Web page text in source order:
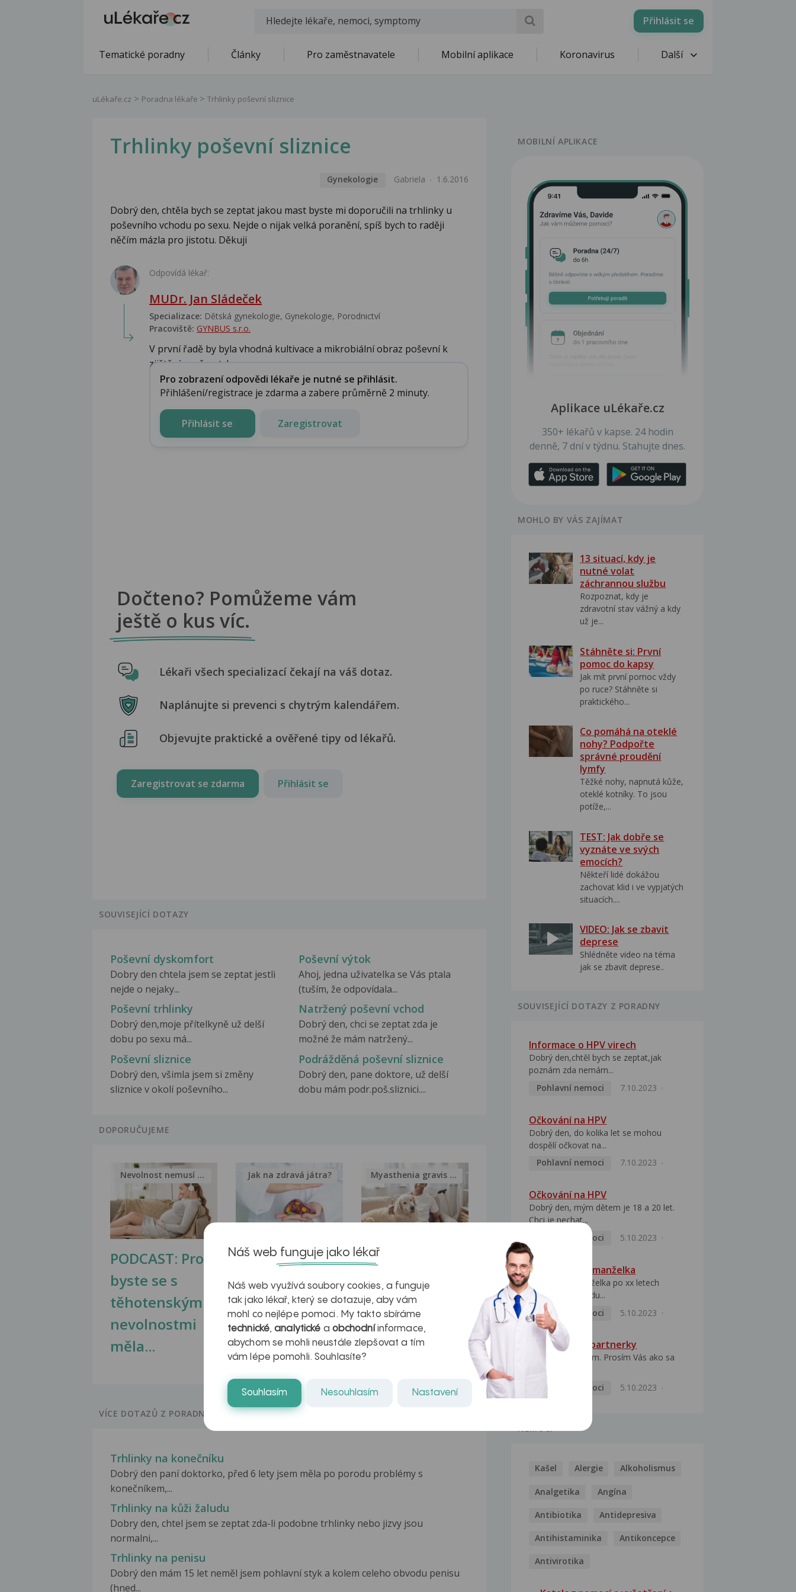
Přihlásit se
Tematické poradny Články Pro zaměstnavatele Mobilní aplikace Koronavirus Další
uLékaře.cz Poradna lékaře Trhlinky poševní sliznice
Trhlinky poševní sliznice
Gynekologie Gabriela 1.6.2016
Dobrý den, chtěla bych se zeptat jakou mast byste mi doporučili na trhlinky u
poševního vchodu po sexu. Nejde o nijak velká poranění, spíš bych to raději
něčím mázla pro jistotu. Děkuji
Odpovídá lékař:
MUDr. Jan Sládeček
Specializace: Dětská gynekologie, Gynekologie, Porodnictví
Pracoviště: GYNBUS s.r.o.
V první řadě by byla vhodná kultivace a mikrobiální obraz poševní k
zjištění proč se trh...
Pro zobrazení odpovědi lékaře je nutné se přihlásit.
Přihlášení/registrace je zdarma a zabere průměrně 2 minuty.
Přihlásit se Zaregistrovat
Dočteno? Pomůžeme vám
ještě o kus víc.
Lékaři všech specializací čekají na váš dotaz.
Naplánujte si prevenci s chytrým kalendářem.
Objevujte praktické a ověřené tipy od lékařů.
Zaregistrovat se zdarma Přihlásit se
SOUVISEJÍCÍ DOTAZY
Poševní dyskomfort
Dobry den chtela jsem se zeptat jestli
nejde o nejaky...
Poševní výtok
Ahoj, jedna uživatelka se Vás ptala
(tuším, že odpovídala...
Poševní trhlinky
Dobrý den,moje přítelkyně už delší
dobu po sexu má...
Natržený poševní vchod
Dobrý den, chci se zeptat zda je
možné že mám natržený...
Poševní sliznice
Dobrý den, všimla jsem si změny
sliznice v okolí poševního...
Podrážděná poševní sliznice
Dobrý den, pane doktore, už delší
dobu mám podr.poš.sliznici....
DOPORUČUJEME
PODCAST: Proč
byste se s
těhotenskými
nevolnostmi
měla...
Nevolnost nemusí být nutnou...
Ztukovatění
jater v datech a
obrazech
Jak na zdravá játra?
Inovativní
léčba
myastenie –
naděje pro ty,
kteří ji...
Myasthenia gravis – vše, co...
VÍCE DOTAZŮ Z PORADNY
Trhlinky na konečníku
Dobrý den paní doktorko, před 6 lety jsem měla po porodu problémy s
konečníkem,...
Trhlinky na kůži žaludu
Dobry den, chtel jsem se zeptat zda-li podobne trhlinky nebo jizvy jsou
normalni,...
Trhlinky na penisu
Dobrý den mám 15 let neměl jsem pohlavní styk a kolem celeho obvodu penisu
(hned...
MOBILNÍ APLIKACE
Aplikace uLékaře.cz
350+ lékařů v kapse. 24 hodin
denně, 7 dní v týdnu. Stahujte dnes.
MOHLO BY VÁS ZAJÍMAT
13 situací, kdy je
nutné volat
záchrannou službu
Rozpoznat, kdy je
zdravotní stav vážný a kdy
už je...
Stáhněte si: První
pomoc do kapsy
Jak mít první pomoc vždy
po ruce? Stáhněte si
praktického...
Co pomáhá na oteklé
nohy? Podpořte
správné proudění
lymfy
Těžké nohy, napnutá kůže,
oteklé kotníky. To jsou
potíže,...
TEST: Jak dobře se
vyznáte ve svých
emocích?
Někteří lidé dokážou
zachovat klid i ve vypjatých
situacích....
VIDEO: Jak se zbavit
deprese
Shlédněte video na téma
jak se zbavit deprese..
SOUVISEJÍCÍ DOTAZY Z PORADNY
Informace o HPV virech
Dobrý den,chtěl bych se zeptat,jak
poznám zda nemám...
Pohlavní nemoci
7.10.2023
Očkování na HPV
Dobrý den, do kolika let se mohou
dospělí očkovat na...
Pohlavní nemoci
7.10.2023
Očkování na HPV
Dobrý den, mým dětem je 18 a 20 let.
Chci je nechat...
Pohlavní nemoci
5.10.2023
HPV pozitivní manželka
Dobrý den, manželka po xx letech
přivezla z Východu...
Pohlavní nemoci
5.10.2023
HPV typ 52 u partnerky
Dobrý deň prajem. Prosím Vás ako sa
Pohlavní nemoci
5.10.2023
NEMOCI
Kašel Alergie Alkoholismus
Analgetika Angína
Antibiotika Antidepresiva
Antihistaminika Antikoncepce
Antivirotika
Náš web funguje jako lékař
Náš web využívá soubory cookies, a funguje
tak jako lékař, který se dotazuje, aby vám
mohl co nejlépe pomoci. My takto sbíráme
technické,analytické a obchodníinformace,
abychom se mohli neustále zlepšovat a tím
vám lépe pomohli. Souhlasíte?
Souhlasím Nesouhlasím Nastavení